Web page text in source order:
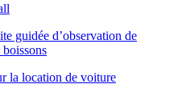
guidée d’observation de
la location de voiture